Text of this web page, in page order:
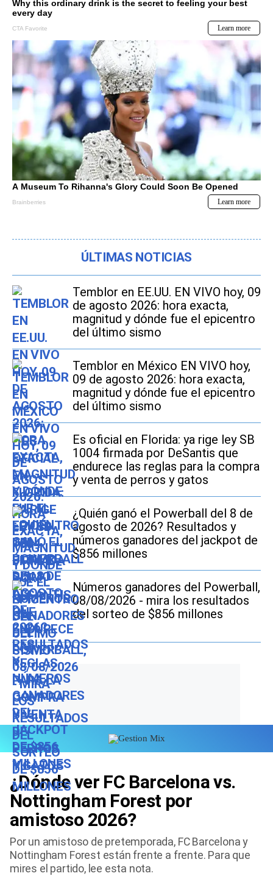
ÚLTIMAS NOTICIAS
Temblor en EE.UU. EN VIVO hoy, 09
de agosto 2026: hora exacta,
magnitud y dónde fue el epicentro
del último sismo
Temblor en México EN VIVO hoy,
09 de agosto 2026: hora exacta,
magnitud y dónde fue el epicentro
del último sismo
Es oficial en Florida: ya rige ley SB
1004 firmada por DeSantis que
endurece las reglas para la compra
y venta de perros y gatos
¿Quién ganó el Powerball del 8 de
agosto de 2026? Resultados y
números ganadores del jackpot de
$856 millones
Números ganadores del Powerball,
08/08/2026 - mira los resultados
del sorteo de $856 millones